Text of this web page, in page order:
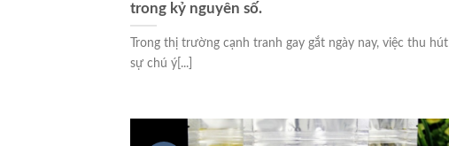
trong kỷ nguyên số.
Trong thị trường cạnh tranh gay gắt ngày nay, việc thu hút
sự chú ý[...]